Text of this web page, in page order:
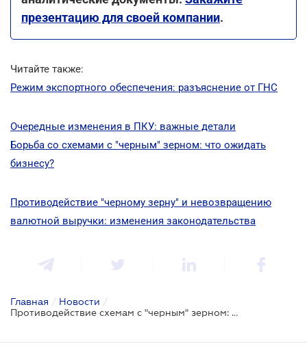
презентацию для своей компании.
Читайте также:
Режим экспортного обеспечения: разъяснение от ГНС
Очередные изменения в ПКУ: важные детали
Борьба со схемами с "черным" зерном: что ожидать
бизнесу?
Противодействие "черному зерну" и невозвращению
валютной выручки: изменения законодательства
Главная / Новости /
Противодействие схемам с "черным" зерном: Правительство приняло окончательное решение для запуска режима экспортного обеспечения